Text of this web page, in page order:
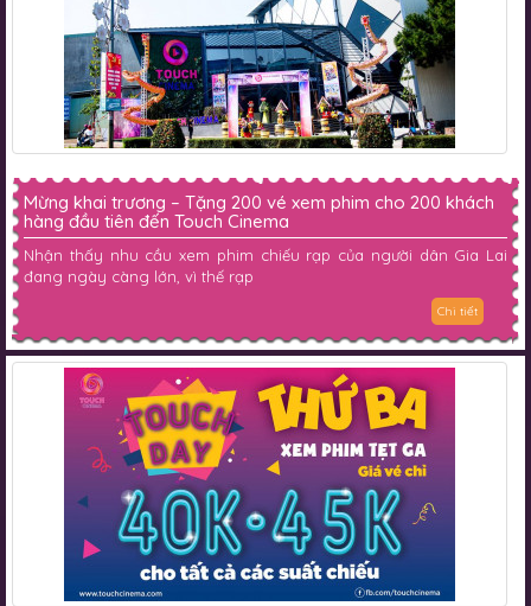
Mừng khai trương – Tặng 200 vé xem phim cho 200 khách
hàng đầu tiên đến Touch Cinema
Nhận thấy nhu cầu xem phim chiếu rạp của người dân Gia Lai
đang ngày càng lớn, vì thế rạp
Chi tiết